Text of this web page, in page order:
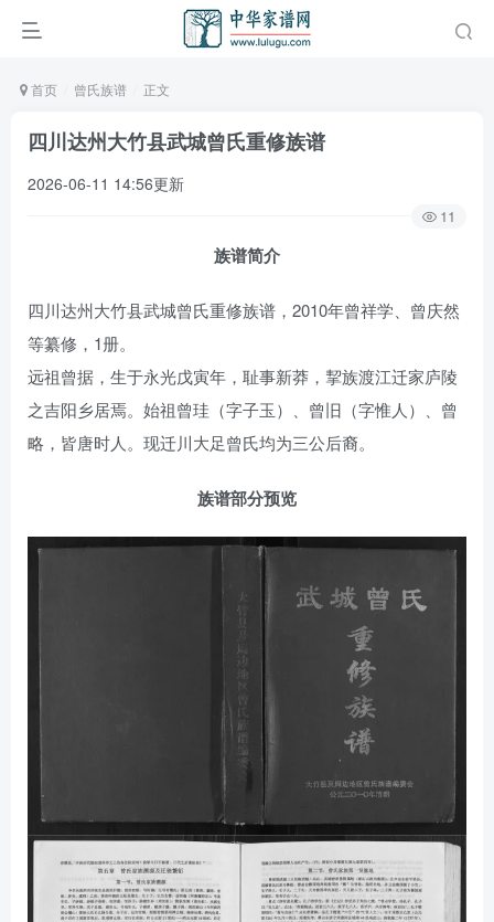
首页 曾氏族谱 正文
四川达州大竹县武城曾氏重修族谱
2026-06-11 14:56更新
11
族谱简介
四川达州大竹县武城曾氏重修族谱，2010年曾祥学、曾庆然
等纂修，1册。
远祖曾据，生于永光戊寅年，耻事新莽，挈族渡江迁家庐陵
之吉阳乡居焉。始祖曾珪（字子玉）、曾旧（字惟人）、曾
略，皆唐时人。现迁川大足曾氏均为三公后裔。
族谱部分预览